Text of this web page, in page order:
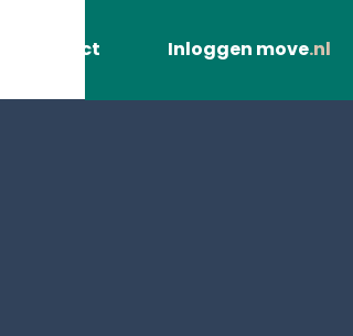
Inloggen move.nl
Contact